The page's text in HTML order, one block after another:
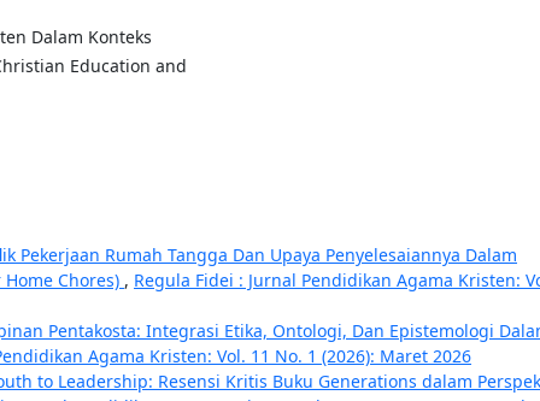
Dalam Konteks
Education and
Pekerjaan Rumah Tangga Dan Upaya Penyelesaiannya Dalam
Chores) , Regula Fidei : Jurnal Pendidikan Agama Kristen:
Pentakosta: Integrasi Etika, Ontologi, Dan Epistemologi
Agama Kristen: Vol. 11 No. 1 (2026): Maret 2026
to Leadership: Resensi Kritis Buku Generations dalam